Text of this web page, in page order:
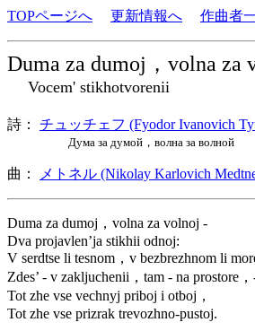
TOPページへ 更新情報へ 作曲者
Duma za dumoj，volna za
Vocem' stikhotvorenii
詩： チュッチェフ (Fyodor Ivanovich
Дума за думой，волна за волной
曲： メトネル (Nikolay Karlovich
Duma za dumoj，volna za volnoj -
Dva projavlen’ja stikhii odnoj:
V serdtse li tesnom，v bezbrezhnom li
Zdes’ - v zakljuchenii，tam - na prostore
Tot zhe vse vechnyj priboj i otboj，
Tot zhe vse prizrak trevozhno-pustoj.